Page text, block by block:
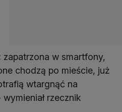
zapatrzona w smartfony,
chodzą po mieście, już
wtargnąć na
rzecznik